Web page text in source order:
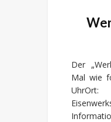
Der
Mal wie
UhrOrt: